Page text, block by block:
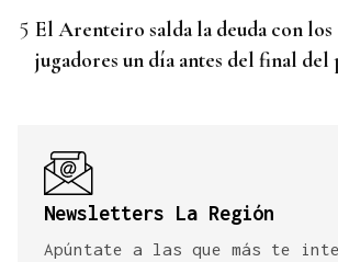
El Arenteiro salda la deuda con los
jugadores un día antes del final del
Newsletters La Región
Apúntate a las que más te